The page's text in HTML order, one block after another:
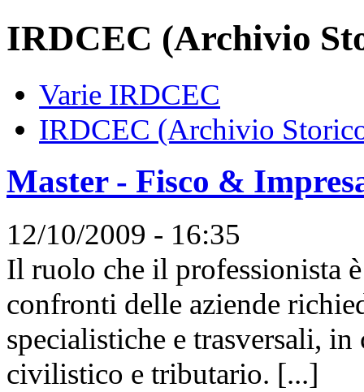
IRDCEC (Archivio
Varie IRDCEC
IRDCEC (Archivio
Master - Fisco &
12/10/2009 - 16:35
Il ruolo che il professionista
confronti delle aziende
specialistiche e trasversali,
civilistico e tributario. [...]